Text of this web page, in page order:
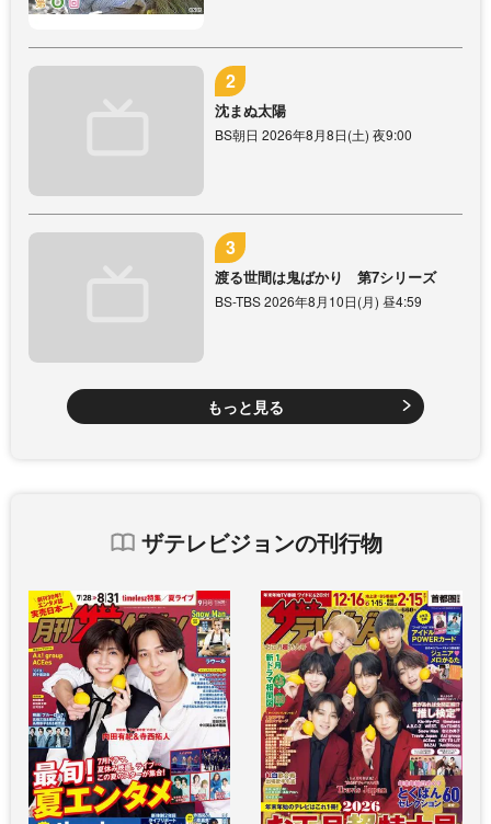
沈まぬ太陽
BS朝日 2026年8月8日(土) 夜9:00
渡る世間は鬼ばかり 第7シリーズ
BS-TBS 2026年8月10日(月) 昼4:59
もっと見る
ザテレビジョンの刊行物